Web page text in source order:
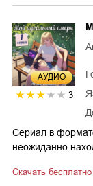
AУДИО
3
Сериал в
неожиданно
Скачать